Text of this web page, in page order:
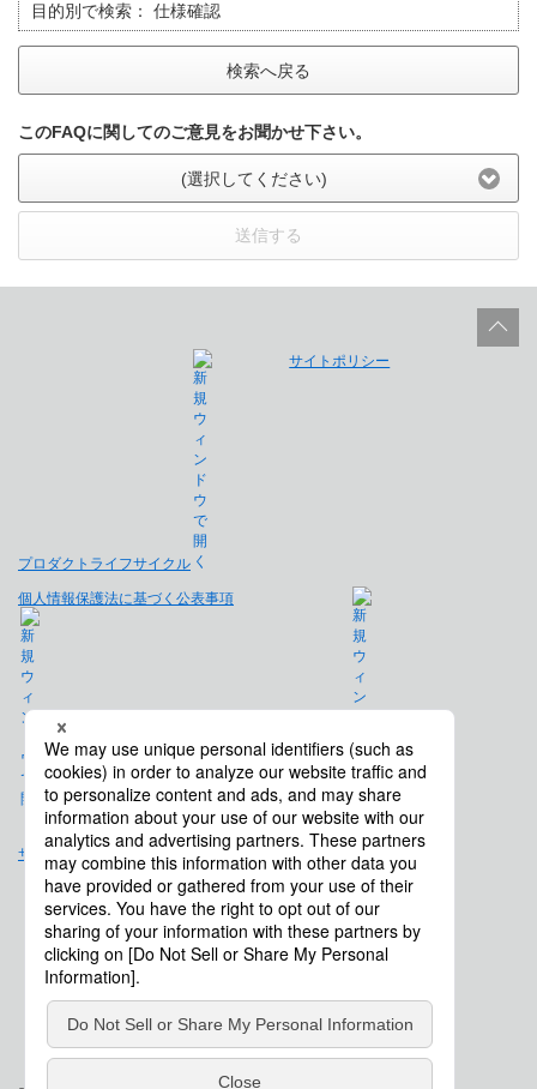
目的別で検索：
仕様確認
検索へ戻る
このFAQに関してのご意見をお聞かせ下さい。
(選択してください)
送信する
プロダクトライフサイクル
サイトポリシー
個人情報保護法に基づく公表事項
免責事項
サイトマップ
会社概要